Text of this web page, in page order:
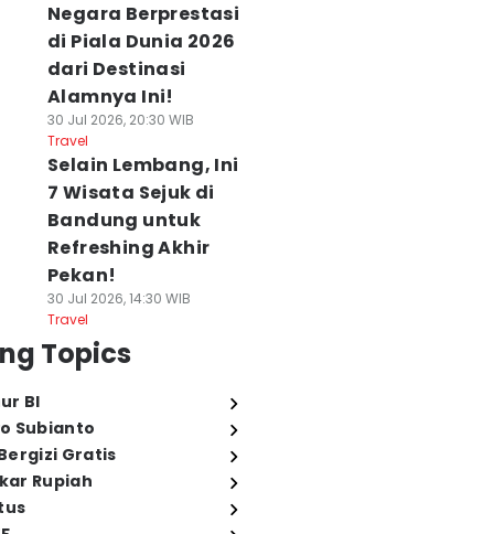
Negara Berprestasi
di Piala Dunia 2026
dari Destinasi
Alamnya Ini!
30 Jul 2026, 20:30 WIB
Travel
Selain Lembang, Ini
7 Wisata Sejuk di
Bandung untuk
Refreshing Akhir
Pekan!
30 Jul 2026, 14:30 WIB
Travel
Topics
BI
Subianto
Gratis
Rupiah